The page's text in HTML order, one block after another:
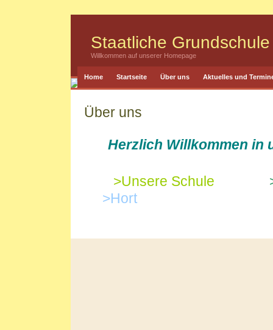
Staatliche
Willkommen auf unserer Homepage
Home Startseite Über uns Aktuelles und
Über uns
Herzlich Willkommen in
>Unsere Schule
>Hort